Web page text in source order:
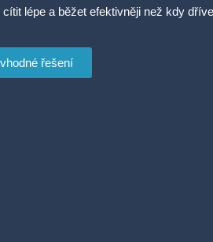
lépe a běžet efektivněji než kdy
řešení